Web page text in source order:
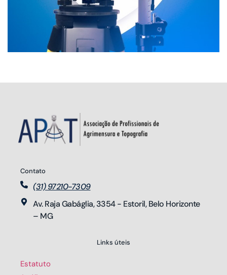
Contato
(31) 97210-7309
Av. Raja Gabáglia, 3354 - Estoril, Belo Horizonte
– MG
Links úteis
Estatuto